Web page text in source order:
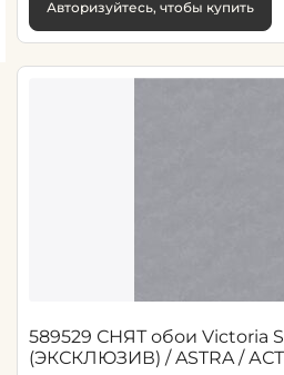
Авторизуйтесь, чтобы купить
589529 СНЯТ обои Victoria
(ЭКСКЛЮЗИВ) / ASTRA /